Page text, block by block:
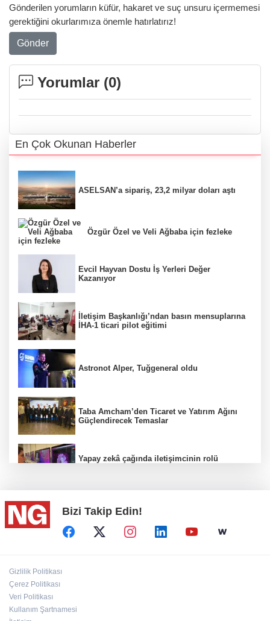
Gönderilen yorumların küfür, hakaret ve suç unsuru içermemesi
gerektiğini okurlarımıza önemle hatırlatırız!
Gönder
Yorumlar (0)
En Çok Okunan Haberler
ASELSAN’a sipariş, 23,2 milyar doları aştı
Özgür Özel ve Veli Ağbaba için fezleke
Evcil Hayvan Dostu İş Yerleri Değer
Kazanıyor
İletişim Başkanlığı’ndan basın mensuplarına
İHA-1 ticari pilot eğitimi
Astronot Alper, Tuğgeneral oldu
Taba Amcham’den Ticaret ve Yatırım Ağını
Güçlendirecek Temaslar
Yapay zekâ çağında iletişimcinin rolü
"Bu Kemal hiçbir gücün karşısında eğilmez"
Bizi Takip Edin!
Gizlilik Politikası
Çerez Politikası
Veri Politikası
Kullanım Şartnamesi